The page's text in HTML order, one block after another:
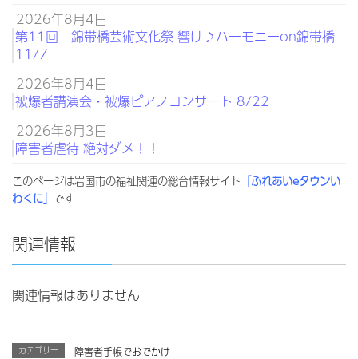
2026年8月4日
第11回 錦帯橋芸術文化祭 響け♪ハーモニーon錦帯橋
11/7
2026年8月4日
被爆者講演会・被爆ピアノコンサート 8/22
2026年8月3日
障害者虐待 絶対ダメ！！
このページは岩国市の福祉関連の総合情報サイト 「ふれあいeタウンい
わくに」 です
関連情報
関連情報はありません
カテゴリー 障害者手帳でおでかけ